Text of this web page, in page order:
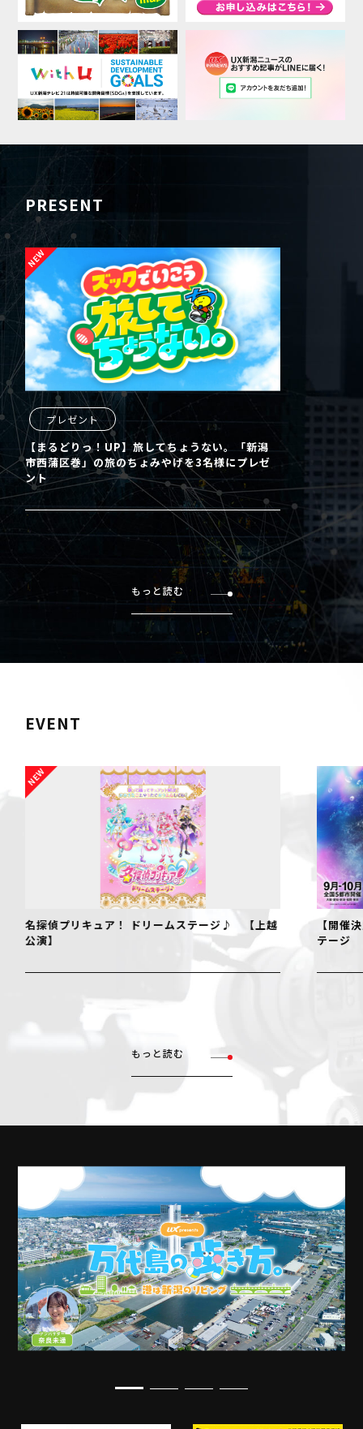
PRESENT
プレゼント
【まるどりっ！UP】旅してちょうない。「新潟
市西蒲区巻」の旅のちょみやげを3名様にプレゼ
ント
もっと読む
EVENT
ジ♪ 【上越
【開催決定！】仮面ライダーゼッツ ファイナルス
もっと読む